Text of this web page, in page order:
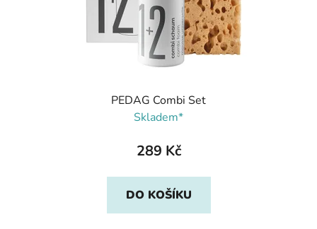
PEDAG Combi Set
Skladem*
289 Kč
DO KOŠÍKU